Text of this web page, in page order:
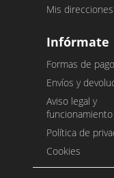
Mis direcciones
Infórmate
Formas de pago
Envíos y
Aviso legal y
funcionamiento
Política de
Cookies